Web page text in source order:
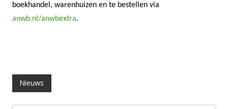
boekhandel, warenhuizen en te bestellen via
anwb.nl/anwbextra.
Nieuws